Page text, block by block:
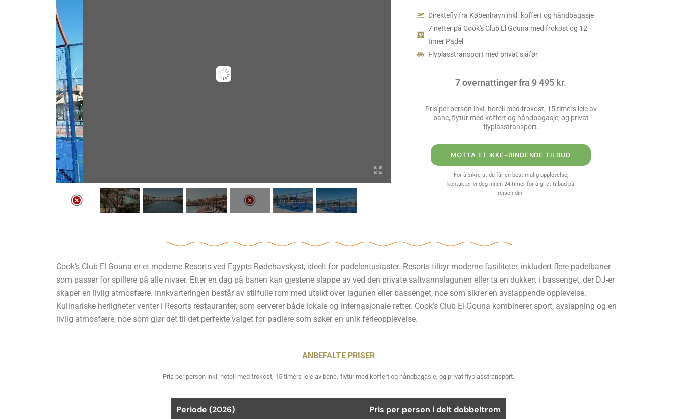
Direktefly fra København inkl. koffert og håndbagasje
7 netter på Cook's Club El Gouna med frokost og 12
timer Padel
Flyplasstransport med privat sjåfør
7 overnattinger fra 9 495 kr.
Pris per person inkl. hotell med frokost, 15 timers leie av
bane, flytur med koffert og håndbagasje, og privat
flyplasstransport.
MOTTA ET IKKE-BINDENDE TILBUD
For å sikre at du får en best mulig opplevelse,
kontakter vi deg innen 24 timer for å gi et tilbud på
reisen din.
Cook’s Club El Gouna er et moderne Resorts ved Egypts Rødehavskyst, ideelt for padelentusiaster. Resorts tilbyr moderne fasiliteter, inkludert flere padelbaner
som passer for spillere på alle nivåer. Etter en dag på banen kan gjestene slappe av ved den private saltvannslagunen eller ta en dukkert i bassenget, der DJ-er
skaper en livlig atmosfære. Innkvarteringen består av stilfulle rom med utsikt over lagunen eller bassenget, noe som sikrer en avslappende opplevelse.
Kulinariske herligheter venter i Resorts restauranter, som serverer både lokale og internasjonale retter. Cook’s Club El Gouna kombinerer sport, avslapning og en
livlig atmosfære, noe som gjør det til det perfekte valget for padlere som søker en unik ferieopplevelse.
ANBEFALTE PRISER
Pris per person inkl. hotell med frokost, 15 timers leie av bane, flytur med koffert og håndbagasje, og privat flyplasstransport.
Periode (2026) Pris per person i delt dobbeltrom